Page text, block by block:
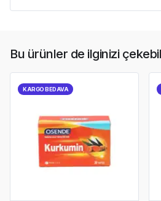
Bu ürünler de ilginizi
KARGO BEDAVA